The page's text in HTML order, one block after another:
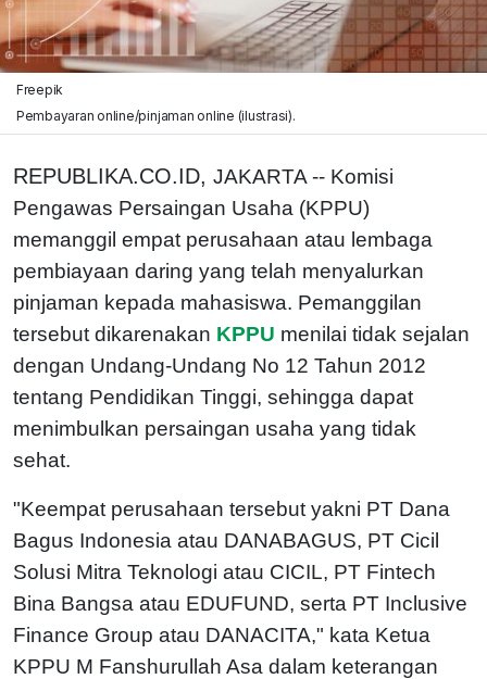
Freepik
Pembayaran online/pinjaman online (ilustrasi).
REPUBLIKA.CO.ID, JAKARTA -- Komisi
Pengawas Persaingan Usaha (KPPU)
memanggil empat perusahaan atau lembaga
pembiayaan daring yang telah menyalurkan
pinjaman kepada mahasiswa. Pemanggilan
tersebut dikarenakan KPPU menilai tidak sejalan
dengan Undang-Undang No 12 Tahun 2012
tentang Pendidikan Tinggi, sehingga dapat
menimbulkan persaingan usaha yang tidak
sehat.
"Keempat perusahaan tersebut yakni PT Dana
Bagus Indonesia atau DANABAGUS, PT Cicil
Solusi Mitra Teknologi atau CICIL, PT Fintech
Bina Bangsa atau EDUFUND, serta PT Inclusive
Finance Group atau DANACITA," kata Ketua
KPPU M Fanshurullah Asa dalam keterangan